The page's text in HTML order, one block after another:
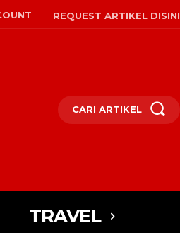
REQUEST ARTIKEL DISINI
CARI ARTIKEL
TRAVEL